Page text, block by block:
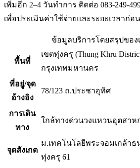
เพิ่มอีก 2–4 วันทำการ ติดต่อ 083-249-
เพื่อประเมินค่าใช้จ่ายและระยะเวลาก่อ
ข้อมูลบริการโดยสรุปของ
พื้นที่
เขตทุ่งครุ (Thung Khru
กรุงเทพมหานคร
ที่อยู่/จุด
อ้างอิง
78/123 ถ.ประชาอุทิศ
การเดิน
ทาง
ใกล้ทางด่วนวงแหวนอุตสาห
จุดสังเกต
ม.เทคโนโลยีพระจอมเกล้าธ
ทุ่งครุ 61